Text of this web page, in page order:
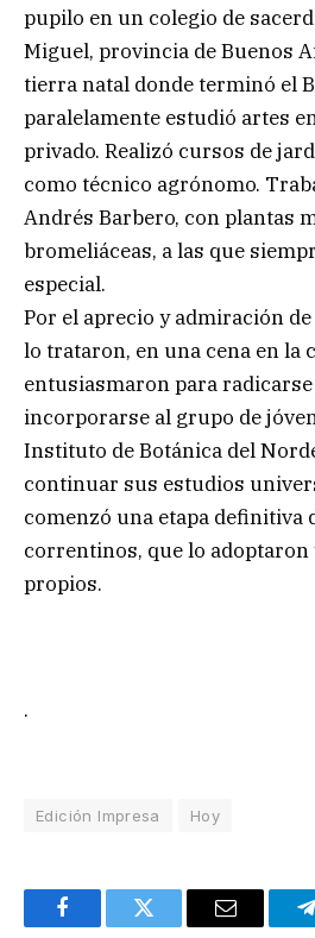
pupilo en un colegio de
Miguel, provincia de Buenos
tierra natal donde terminó el
paralelamente estudió artes
privado. Realizó cursos de
como técnico agrónomo.
Andrés Barbero, con plantas
bromeliáceas, a las que
especial.
Por el aprecio y admiración
lo trataron, en una cena en la
entusiasmaron para
incorporarse al grupo de
Instituto de Botánica del
continuar sus estudios
comenzó una etapa definitiva
correntinos, que lo adoptaron
propios.
.
Edición Impresa Hoy
FacebookTwitter Email